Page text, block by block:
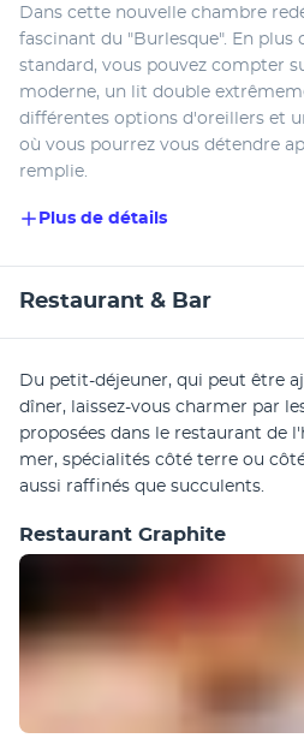
Dans cette nouvelle chambre
fascinant du "Burlesque". En plus
standard, vous pouvez compter
moderne, un lit double
différentes options d'oreillers et
où vous pourrez vous détendre
remplie.
Plus de détails
Restaurant & Bar
Du petit-déjeuner, qui peut être
dîner, laissez-vous charmer par
proposées dans le restaurant de
mer, spécialités côté terre ou
aussi raffinés que succulents.
Restaurant Graphite